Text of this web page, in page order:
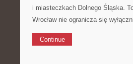
i miasteczkach Dolnego Śląska.
Wrocław nie ogranicza się
Continue